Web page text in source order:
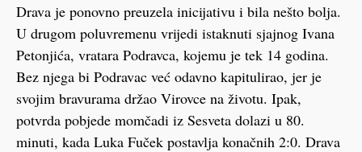
Drava je ponovno preuzela inicijativu i bila nešto bolja.
U drugom poluvremenu vrijedi istaknuti sjajnog Ivana
Petonjića, vratara Podravca, kojemu je tek 14 godina.
Bez njega bi Podravac već odavno kapitulirao, jer je
svojim bravurama držao Virovce na životu. Ipak,
potvrda pobjede momčadi iz Sesveta dolazi u 80.
minuti, kada Luka Fuček postavlja konačnih 2:0. Drava